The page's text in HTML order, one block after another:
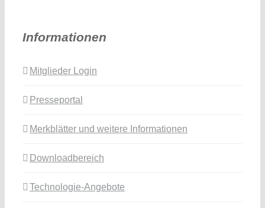
Informationen
Mitglieder Login
Presseportal
Merkblätter und weitere Informationen
Downloadbereich
Technologie-Angebote